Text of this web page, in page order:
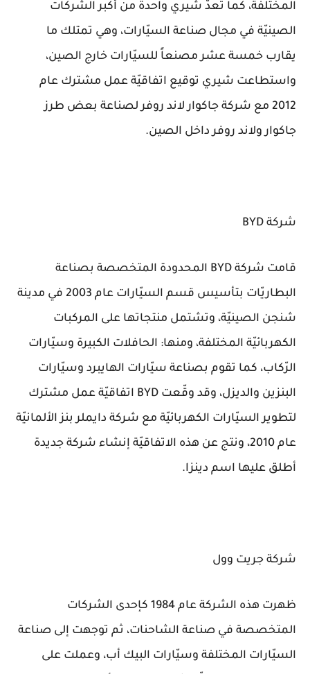
المختلفة، كما تعدّ شيري واحدة من أكبر الشركات
الصينيّة في مجال صناعة السيّارات، وهي تمتلك ما
يقارب خمسة عشر مصنعاً للسيّارات خارج الصين،
واستطاعت شيري توقيع اتفاقيّة عمل مشترك عام
2012 مع شركة جاكوار لاند روفر لصناعة بعض طرز
جاكوار ولاند روفر داخل الصين.
شركة BYD
قامت شركة BYD المحدودة المتخصصة بصناعة
البطاريّات بتأسيس قسم السيّارات عام 2003 في مدينة
شنجن الصينيّة، وتشتمل منتجاتها على المركبات
الكهربائيّة المختلفة، ومنها: الحافلات الكبيرة وسيّارات
الرّكاب، كما تقوم بصناعة سيّارات الهايبرد وسيّارات
البنزين والديزل، وقد وقّعت BYD اتفاقيّة عمل مشترك
لتطوير السيّارات الكهربائيّة مع شركة دايملر بنز الألمانيّة
عام 2010، ونتج عن هذه الاتفاقيّة إنشاء شركة جديدة
أطلق عليها اسم دينزا.
شركة جريت وول
ظهرت هذه الشركة عام 1984 كإحدى الشركات
المتخصصة في صناعة الشاحنات، ثم توجهت إلى صناعة
السيّارات المختلفة وسيّارات البيك أب، وعملت على